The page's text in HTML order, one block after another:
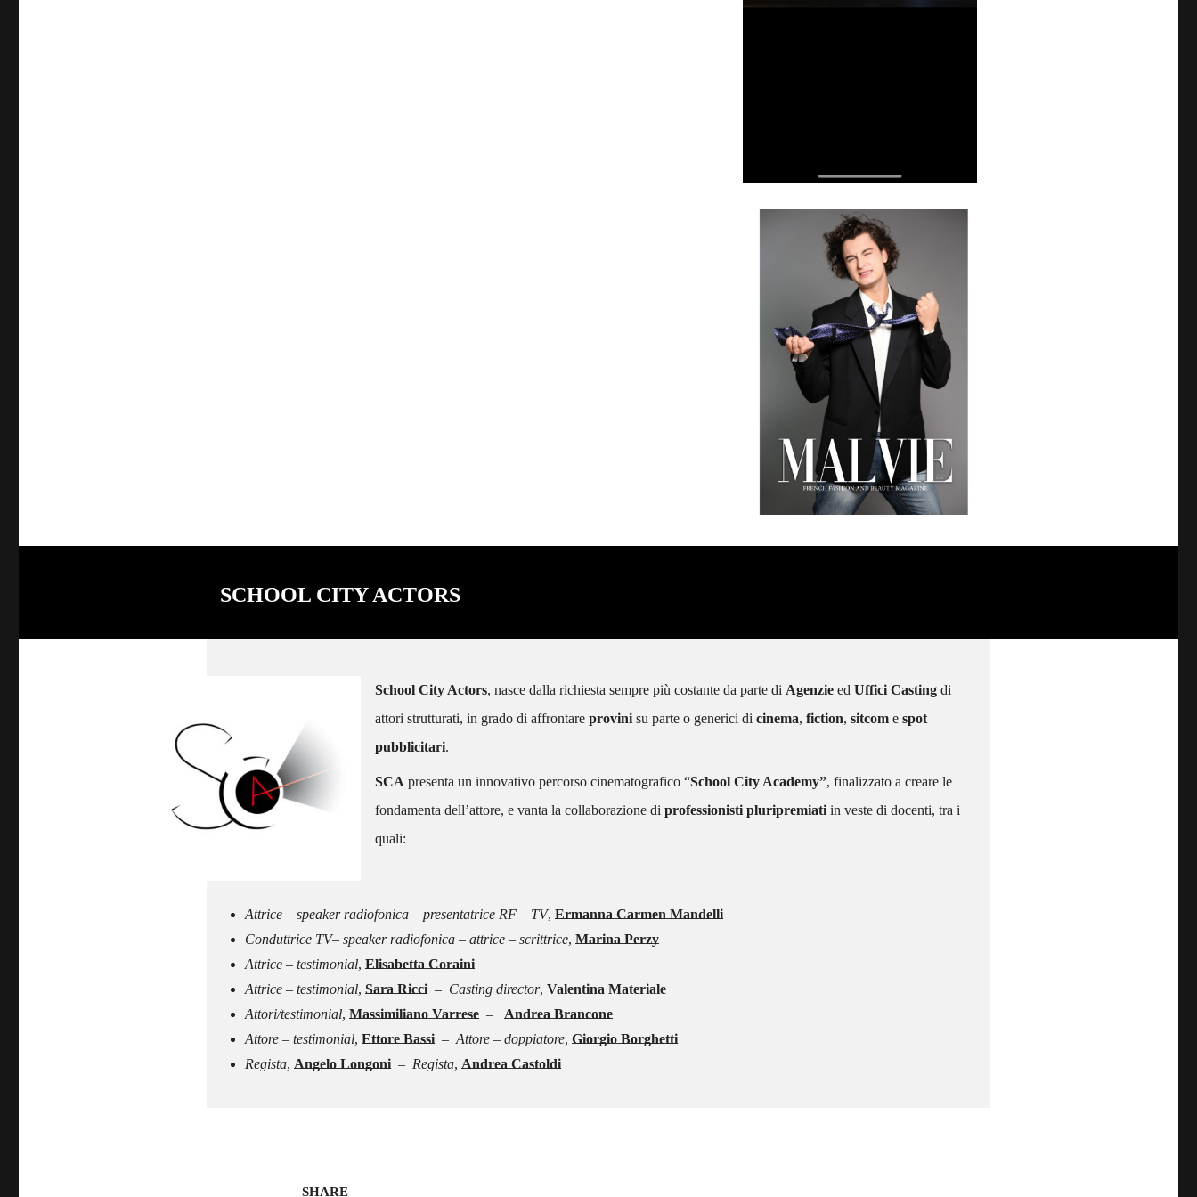
SCHOOL CITY ACTORS
School City Actors, nasce dalla richiesta sempre più costante da parte di Agenzie ed Uffici Casting di
attori strutturati, in grado di affrontare provini su parte o generici di cinema, fiction, sitcom e spot
pubblicitari.
SCA presenta un innovativo percorso cinematografico “School City Academy”, finalizzato a creare le
fondamenta dell’attore, e vanta la collaborazione di professionisti pluripremiati in veste di docenti, tra i
quali:
Attrice – speaker radiofonica – presentatrice RF – TV, Ermanna Carmen Mandelli
Conduttrice TV– speaker radiofonica – attrice – scrittrice, Marina Perzy
Attrice – testimonial, Elisabetta Coraini
Attrice – testimonial, Sara Ricci – Casting director, Valentina Materiale
Attori/testimonial, Massimiliano Varrese –
Andrea Brancone
Attore – testimonial, Ettore Bassi – Attore – doppiatore, Giorgio Borghetti
Regista, Angelo Longoni – Regista, Andrea Castoldi
SHARE